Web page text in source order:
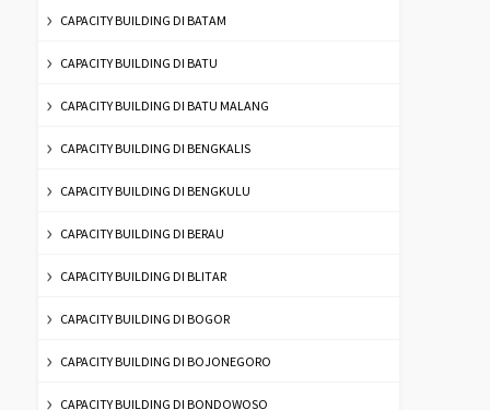
CAPACITY BUILDING DI BATAM
CAPACITY BUILDING DI BATU
CAPACITY BUILDING DI BATU MALANG
CAPACITY BUILDING DI BENGKALIS
CAPACITY BUILDING DI BENGKULU
CAPACITY BUILDING DI BERAU
CAPACITY BUILDING DI BLITAR
CAPACITY BUILDING DI BOGOR
CAPACITY BUILDING DI BOJONEGORO
CAPACITY BUILDING DI BONDOWOSO